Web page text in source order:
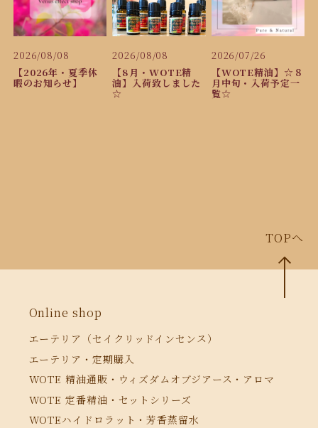
2026/08/08
【2026年・夏季休
暇のお知らせ】
2026/08/08
【8月・WOTE精
油】入荷致しました
☆
2026/07/26
【WOTE精油】☆８
月中旬・入荷予定一
覧☆
Online shop
エーテリア（セイクリッドインセンス）
エーテリア・定期購入
WOTE 精油通販・ウィズダムオブジアース・アロマ
WOTE 定番精油・セットシリーズ
WOTEハイドロラット・芳香蒸留水
TOPへ